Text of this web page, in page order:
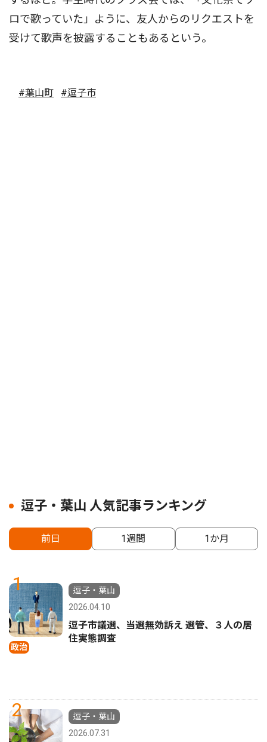
ロで歌っていた」ように、友人からのリクエストを
受けて歌声を披露することもあるという。
#葉山町 #逗子市
逗子・葉山 人気記事ランキング
前日 1週間 1か月
1
政治
逗子・葉山
2026.04.10
逗子市議選、当選無効訴え 選管、３人の居
住実態調査
2
逗子・葉山
2026.07.31